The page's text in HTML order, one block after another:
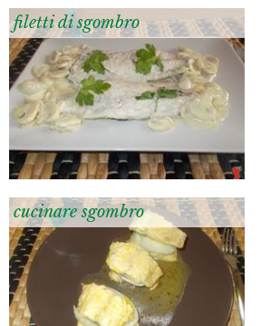
filetti di sgombro
cucinare sgombro